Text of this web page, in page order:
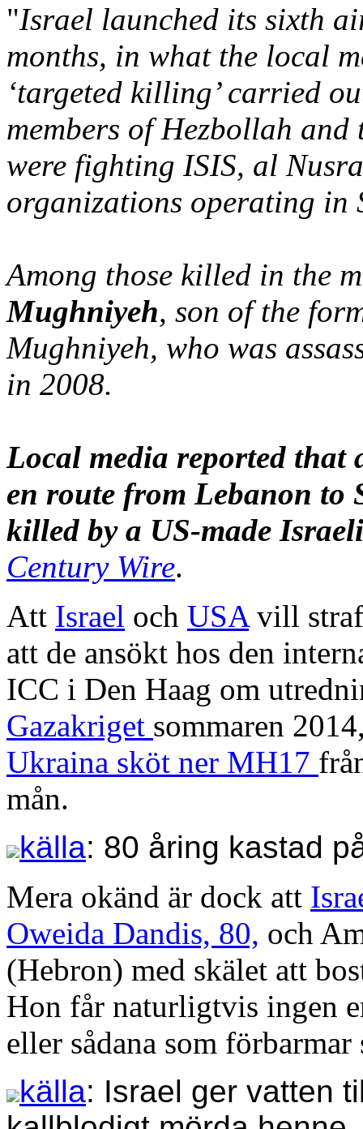
"Israel launched its sixth
months, in what the local
‘targeted killing’ carried
members of Hezbollah
were fighting ISIS, al
organizations operating in
Among those killed in the
Mughniyeh, son of the
Mughniyeh, who was
in 2008.
Local media reported that
en route from Lebanon to
killed by a US-made
Century Wire.
Att Israel och USAvill
att de ansökt hos den
ICC i Den Haag om
Gazakriget sommaren
Ukraina sköt ner MH17
mån.
källa: 80 åring kastad
Mera okänd är dock att
Oweida Dandis, 80, och
(Hebron) med skälet att
Hon får naturligtvis ingen
eller sådana som
källa: Israel ger vatten